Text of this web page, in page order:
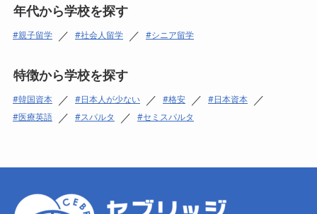
年代から学校を探す
親子留学 ／ 社会人留学 ／ シニア留学
特徴から学校を探す
韓国資本 ／ 日本人が少ない ／ 格安 ／ 日本資本 ／
医療英語 ／ スパルタ ／ セミスパルタ